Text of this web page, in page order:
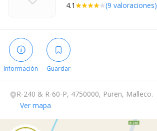
4.1 (9 valoraciones)
Información Guardar
R-240 & R-60-P, 4750000, Puren, Malleco.
Ver mapa